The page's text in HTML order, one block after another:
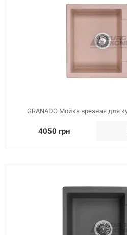
GRANADO Мойка врезная для
4050 грн